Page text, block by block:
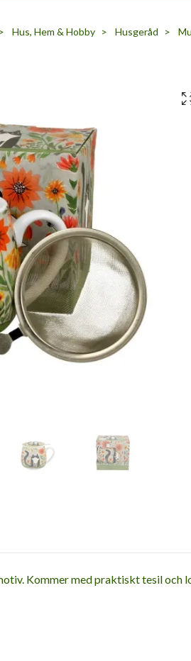
Hus, Hem & Hobby Husgeråd
Kommer med praktiskt tesil och